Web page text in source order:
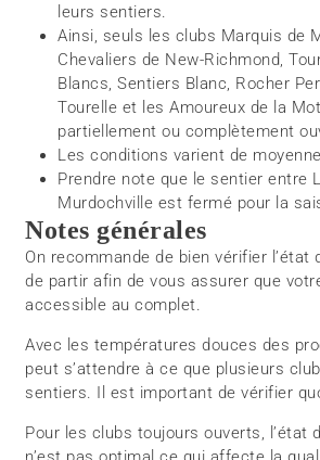
leurs sentiers.
Ainsi, seuls les clubs Marquis de
Chevaliers de New-Richmond,
Blancs, Sentiers Blanc, Rocher
Tourelle et les Amoureux de la
partiellement ou complètement
Les conditions varient de
Prendre note que le sentier entre
Murdochville est fermé pour la
Notes générales
On recommande de bien vérifier
de partir afin de vous assurer que
accessible au complet.
Avec les températures douces des
peut s’attendre à ce que plusieurs
sentiers. Il est important de vérifier
Pour les clubs toujours ouverts, l’état